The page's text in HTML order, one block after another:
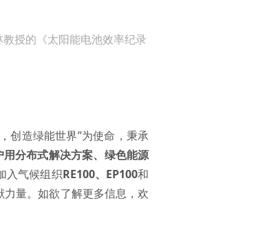
授的《太阳能电池效率纪录
创造绿能世界”为使命，秉承
用分布式解决方案、 绿色能源
入气候组织RE100、 EP100和
力量。如欲了解更多信息，欢